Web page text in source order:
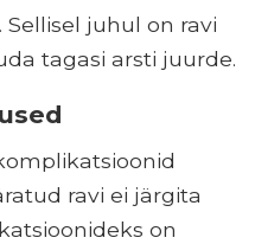
juhul on ravi
tagasi arsti juurde.
ravi ei järgita
on